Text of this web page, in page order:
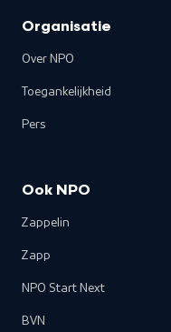
Organisatie
Over NPO
Toegankelijkheid
Pers
Ook NPO
Zappelin
Zapp
NPO Start Next
BVN